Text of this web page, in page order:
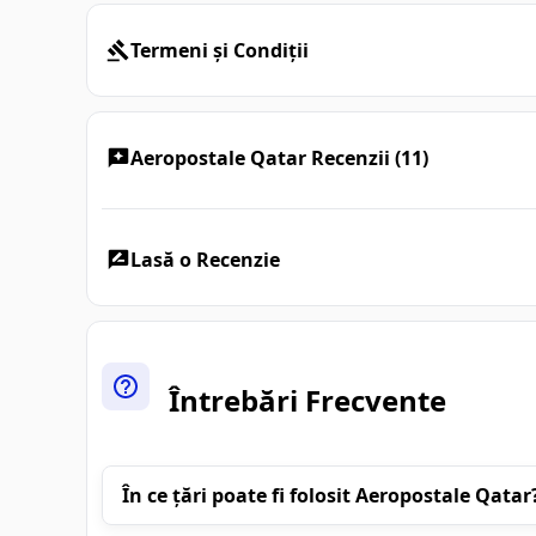
Termeni și Condiții
Aeropostale Qatar Recenzii (11)
Lasă o Recenzie
Întrebări Frecvente
În ce țări poate fi folosit Aeropostale